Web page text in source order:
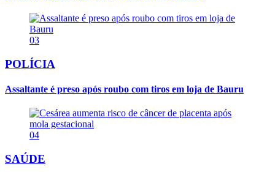
03
POLÍCIA
Assaltante é preso após roubo com tiros em loja de Bauru
04
SAÚDE